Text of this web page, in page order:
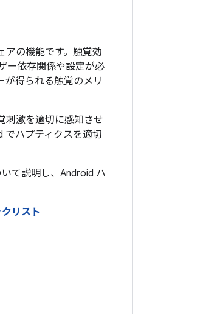
アの機能です。触覚効
ー依存関係や設定が必
が得られる触覚のメリ
刺激を適切に感知させ
でハプティクスを適切
て説明し、Android ハ
リスト